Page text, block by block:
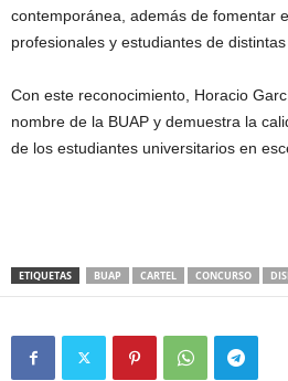
contemporánea, además de fomentar
profesionales y estudiantes de
Con este reconocimiento, Horacio
nombre de la BUAP y demuestra la
de los estudiantes universitarios en
ETIQUETAS BUAP CARTEL CONCURSO